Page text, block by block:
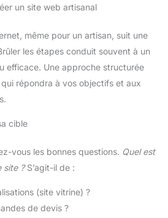
un site web artisanal
même pour un artisan, suit une
les étapes conduit souvent à un
efficace. Une approche structurée
répondra à vos objectifs et aux
cible
vous les bonnes questions. Quel est
site ?S’agit-il de :
(site vitrine) ?
de devis ?